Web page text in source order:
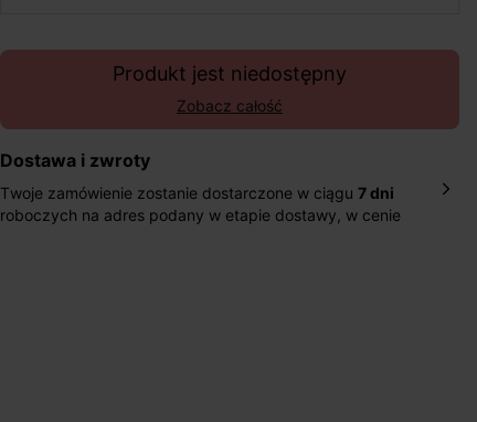
Produkt jest niedostępny
Zobacz całość
Dostawa i zwroty
Twoje zamówienie zostanie dostarczone w ciągu 7 dni
roboczych na adres podany w etapie dostawy, w cenie